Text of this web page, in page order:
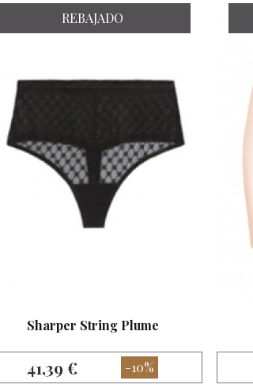
REBAJADO
Sharper String Plume
41,39 € -10%